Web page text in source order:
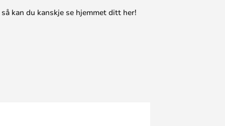
kan du kanskje se hjemmet ditt her!